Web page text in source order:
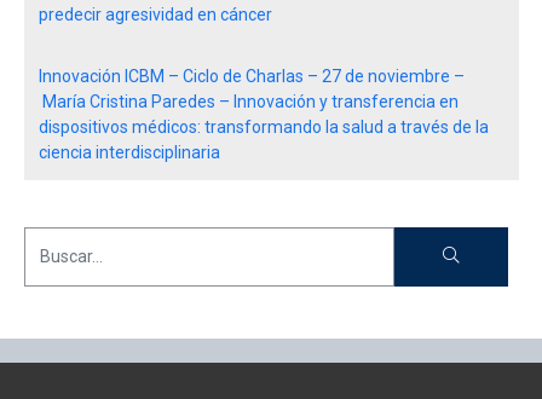
predecir agresividad en cáncer
Innovación ICBM – Ciclo de Charlas – 27 de noviembre –
María Cristina Paredes – Innovación y transferencia en
dispositivos médicos: transformando la salud a través de la
ciencia interdisciplinaria